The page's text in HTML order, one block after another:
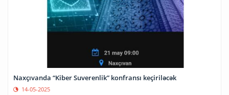
Naxçıvanda “Kiber Suverenlik” konfransı keçiriləcək
14-05-2025